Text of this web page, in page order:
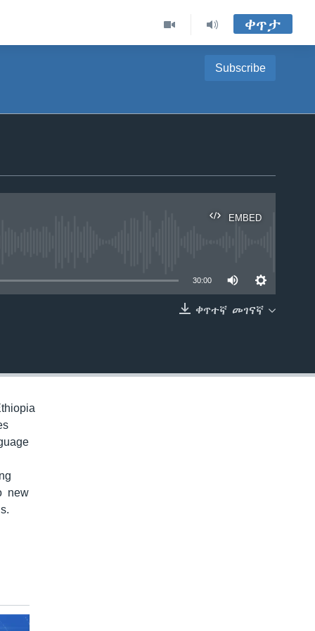
ቀጥታ
Subscribe
EMBED
30:00
ቀጥተኛ መገናኛ
new